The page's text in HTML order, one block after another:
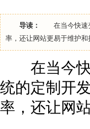
导读：
在当今快速变
率，还让网站更易于维护
在当今快
统的定制开
率，还让网